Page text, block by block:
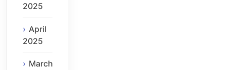
2025
April
2025
March